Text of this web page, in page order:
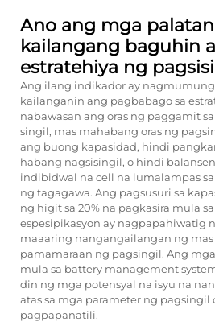
Ano ang mga
kailangang baguhin
estratehiya ng
Ang ilang indikador ay
kailanganin ang pagbabago sa
nabawasan ang oras ng paggamit
singil, mas mahabang oras ng
ang buong kapasidad, hindi
habang nagsisingil, o hindi
indibidwal na cell na lumalampas
ng tagagawa. Ang pagsusuri sa
ng higit sa 20% na pagkasira mula
espesipikasyon ay nagpapahiwatig
maaaring nangangailangan ng mas
pamamaraan ng pagsingil. Ang
mula sa battery management
din ng mga potensyal na isyu na
atas sa mga parameter ng pagsingil
pagpapanatili.